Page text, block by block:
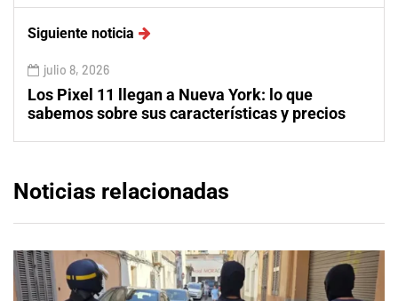
Siguiente noticia
julio 8, 2026
Los Pixel 11 llegan a Nueva York: lo que
sabemos sobre sus características y precios
Noticias relacionadas